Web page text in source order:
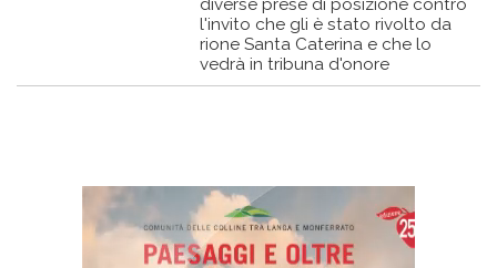
diverse prese di posizione contro
l'invito che gli è stato rivolto da
rione Santa Caterina e che lo
vedrà in tribuna d'onore